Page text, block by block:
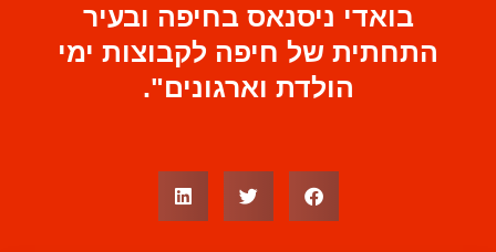
בואדי ניסנאס בחיפה ובעיר
התחתית של חיפה לקבוצות ימי
הולדת וארגונים".